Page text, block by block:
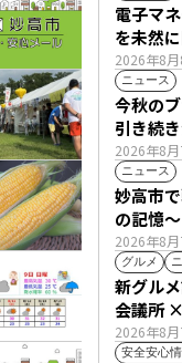
2026年8月
電子マ
を未然
ニュース
2026年8月
今秋のブナ
引き続
ニュース
2026年8月
妙高市
の記憶～
グルメ
2026年8月
新グル
会議所
安全安心